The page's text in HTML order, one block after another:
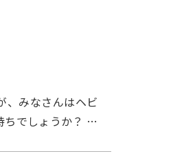
ている交雑個体
題となっていま
昆虫類など多く
多くのお客様に届
、最終進化を遂げ
す。とくとご覧あ
は栃木県、西は
名の生徒さんた
っている岐阜高
） まずはバック
メペディア」の見
方。愛知学泉大学
身振り手振りを交
、みなさんはヘビ
でしょうか？ ち